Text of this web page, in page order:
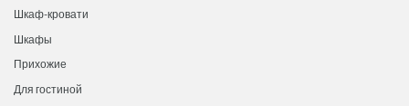
Шкаф-кровати
Шкафы
Прихожие
Для гостиной